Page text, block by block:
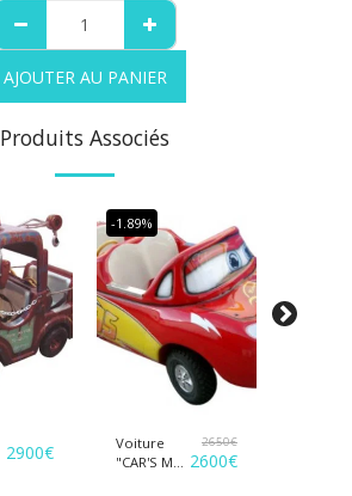
AJOUTER AU PANIER
Produits Associés
2900€
-1.89%
Voiture
"CAR'S Mc
2650€
2600€